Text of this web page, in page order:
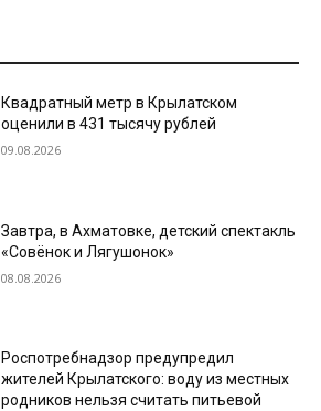
Квадратный метр в Крылатском
оценили в 431 тысячу рублей
09.08.2026
Завтра, в Ахматовке, детский спектакль
«Совёнок и Лягушонок»
08.08.2026
Роспотребнадзор предупредил
жителей Крылатского: воду из местных
родников нельзя считать питьевой